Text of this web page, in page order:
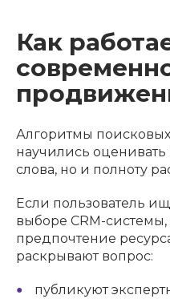
Как
Алгоритмы
научились
слова, но и полноту
Если пользователь
выборе CRM-
предпочтение
раскрывают вопрос:
публикуют